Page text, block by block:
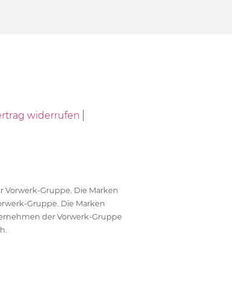
widerrufen
Vorwerk-Gruppe. Die Marken
Gruppe. Die Marken
der Vorwerk-Gruppe